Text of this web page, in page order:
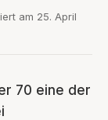
am 25. April
70 eine der